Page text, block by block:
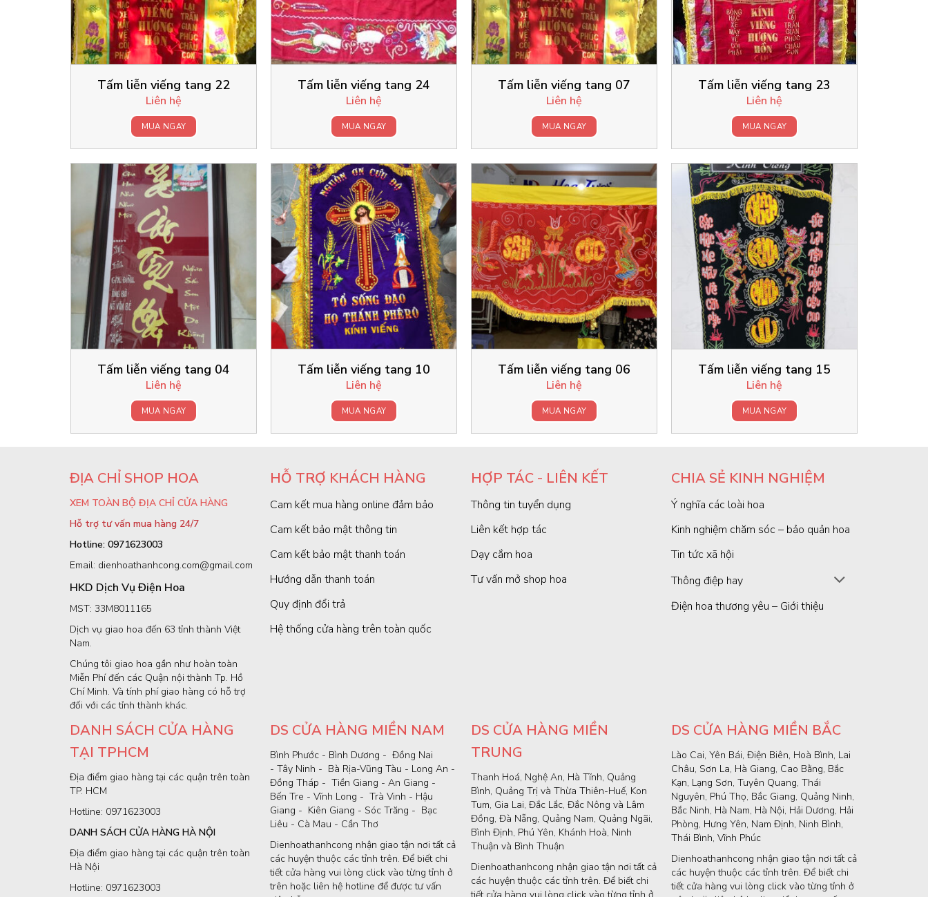
Tấm liễn viếng tang 22
Liên hệ
MUA NGAY
Tấm liễn viếng tang 24
Liên hệ
MUA NGAY
Tấm liễn viếng tang 07
Liên hệ
MUA NGAY
Tấm liễn viếng tang 23
Liên hệ
MUA NGAY
Tấm liễn viếng tang 04
Liên hệ
MUA NGAY
Tấm liễn viếng tang 10
Liên hệ
MUA NGAY
Tấm liễn viếng tang 06
Liên hệ
MUA NGAY
Tấm liễn viếng tang 15
Liên hệ
MUA NGAY
ĐỊA CHỈ SHOP HOA
XEM TOÀN BỘ ĐỊA CHỈ CỬA HÀNG
Hỗ trợ tư vấn mua hàng 24/7
Hotline: 0971623003
Email: dienhoathanhcong.com@gmail.com
HKD Dịch Vụ Điện Hoa
MST: 33M8011165
Dịch vụ giao hoa đến 63 tỉnh thành Việt
Nam.
Chúng tôi giao hoa gần như hoàn toàn
Miễn Phí đến các Quận nội thành Tp. Hồ
Chí Minh. Và tính phí giao hàng có hỗ trợ
đối với các tỉnh thành khác.
HỖ TRỢ KHÁCH HÀNG
Cam kết mua hàng online đảm bảo
Cam kết bảo mật thông tin
Cam kết bảo mật thanh toán
Hướng dẫn thanh toán
Quy định đổi trả
Hệ thống cửa hàng trên toàn quốc
HỢP TÁC - LIÊN KẾT
Thông tin tuyển dụng
Liên kết hợp tác
Dạy cắm hoa
Tư vấn mở shop hoa
CHIA SẺ KINH NGHIỆM
Ý nghĩa các loài hoa
Kinh nghiệm chăm sóc – bảo quản hoa
Tin tức xã hội
Thông điệp hay
Điện hoa thương yêu – Giới thiệu
DANH SÁCH CỬA HÀNG
TẠI TPHCM
Địa điểm giao hàng tại các quận trên toàn
TP. HCM
Hotline: 0971623003
DANH SÁCH CỬA HÀNG HÀ NỘI
Địa điểm giao hàng tại các quận trên toàn
Hà Nội
Hotline: 0971623003
DS CỬA HÀNG MIỀN NAM
Bình Phước - Bình Dương - Đồng Nai
- Tây Ninh - Bà Rịa-Vũng Tàu - Long An -
Đồng Tháp - Tiền Giang - An Giang -
Bến Tre - Vĩnh Long - Trà Vinh - Hậu
Giang - Kiên Giang - Sóc Trăng - Bạc
Liêu - Cà Mau - Cần Thơ
Dienhoathanhcong nhận giao tận nơi tất cả
các huyện thuộc các tỉnh trên. Để biết chi
tiết cửa hàng vui lòng click vào từng tỉnh ở
trên hoặc liên hệ hotline để được tư vấn
DS CỬA HÀNG MIỀN
TRUNG
Thanh Hoá, Nghệ An, Hà Tĩnh, Quảng
Bình, Quảng Trị và Thừa Thiên-Huế, Kon
Tum, Gia Lai, Đắc Lắc, Đắc Nông và Lâm
Đồng, Đà Nẵng, Quảng Nam, Quảng Ngãi,
Bình Định, Phú Yên, Khánh Hoà, Ninh
Thuận và Bình Thuận
Dienhoathanhcong nhận giao tận nơi tất cả
các huyện thuộc các tỉnh trên. Để biết chi
DS CỬA HÀNG MIỀN BẮC
Lào Cai, Yên Bái, Điện Biên, Hoà Bình, Lai
Châu, Sơn La, Hà Giang, Cao Bằng, Bắc
Kạn, Lạng Sơn, Tuyên Quang, Thái
Nguyên, Phú Thọ, Bắc Giang, Quảng Ninh,
Bắc Ninh, Hà Nam, Hà Nội, Hải Dương, Hải
Phòng, Hưng Yên, Nam Định, Ninh Bình,
Thái Bình, Vĩnh Phúc
Dienhoathanhcong nhận giao tận nơi tất cả
các huyện thuộc các tỉnh trên. Để biết chi
tiết cửa hàng vui lòng click vào từng tỉnh ở